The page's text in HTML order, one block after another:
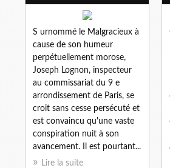
S urnommé le Malgracieux à
cause de son humeur
perpétuellement morose,
Joseph Lognon, inspecteur
au commissariat du 9 e
arrondissement de Paris, se
croit sans cesse persécuté et
est convaincu qu'une vaste
conspiration nuit à son
avancement. Il est pourtant...
Lire la suite